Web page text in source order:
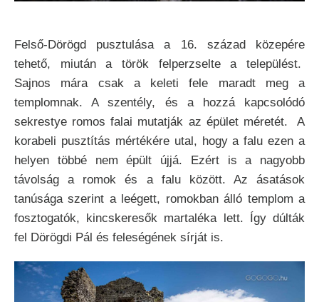
Felső-Dörögd pusztulása a 16. század közepére
tehető, miután a török felperzselte a települést.
Sajnos mára csak a keleti fele maradt meg a
templomnak. A szentély, és a hozzá kapcsolódó
sekrestye romos falai mutatják az épület méretét. A
korabeli pusztítás mértékére utal, hogy a falu ezen a
helyen többé nem épült újjá. Ezért is a nagyobb
távolság a romok és a falu között. Az ásatások
tanúsága szerint a leégett, romokban álló templom a
fosztogatók, kincskeresők martaléka lett. Így dúlták
fel Dörögdi Pál és feleségének sírját is.